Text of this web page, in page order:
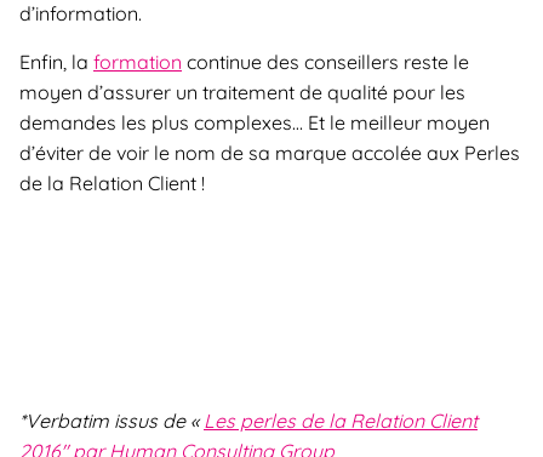
d’information.
Enfin, la formation continue des conseillers reste le
moyen d’assurer un traitement de qualité pour les
demandes les plus complexes… Et le meilleur moyen
d’éviter de voir le nom de sa marque accolée aux Perles
de la Relation Client !
*Verbatim issus de «Les perles de la Relation Client
2016″ par Human Consulting Group